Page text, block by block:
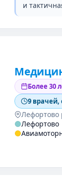
и
Более 30
9 врачей,
Лефортово
Лефортово